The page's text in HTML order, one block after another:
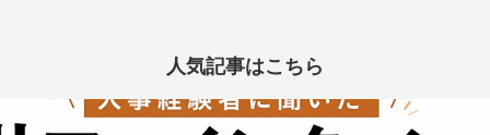
人気記事はこちら